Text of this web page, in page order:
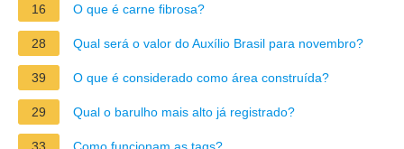
16 O que é carne fibrosa?
28 Qual será o valor do Auxílio Brasil para novembro?
39 O que é considerado como área construída?
29 Qual o barulho mais alto já registrado?
33 Como funcionam as tags?